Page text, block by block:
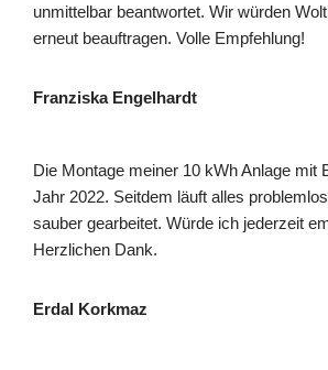
unmittelbar beantwortet. Wir würden
erneut beauftragen. Volle Empfehlung!
Franziska Engelhardt
Die Montage meiner 10 kWh Anlage mit
Jahr 2022. Seitdem läuft alles
sauber gearbeitet. Würde ich jederzeit
Herzlichen Dank.
Erdal Korkmaz